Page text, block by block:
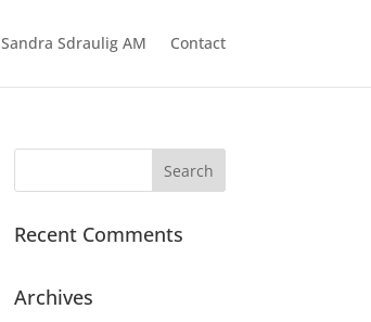
Sandra Sdraulig AM Contact
Recent Comments
Archives